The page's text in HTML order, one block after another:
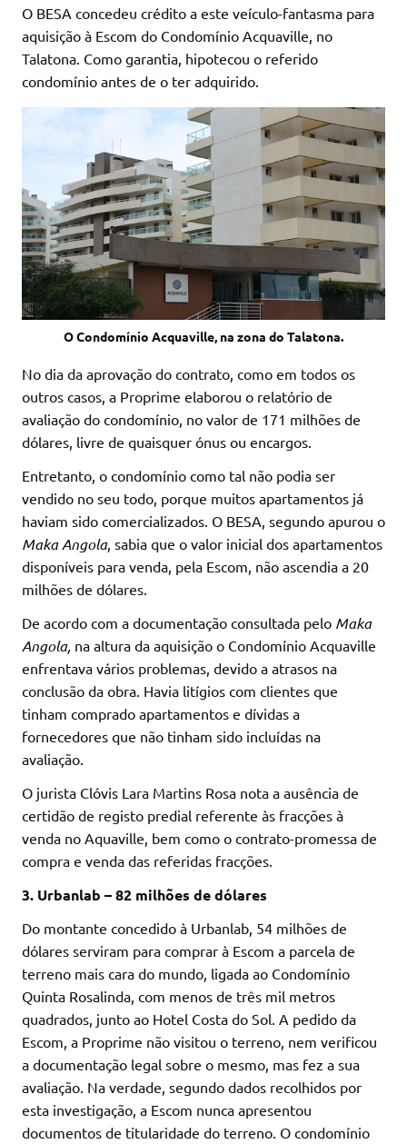
O BESA concedeu crédito a este veículo-fantasma para
aquisição à Escom do Condomínio Acquaville, no
Talatona. Como garantia, hipotecou o referido
condomínio antes de o ter adquirido.
O Condomínio Acquaville, na zona do Talatona.
No dia da aprovação do contrato, como em todos os
outros casos, a Proprime elaborou o relatório de
avaliação do condomínio, no valor de 171 milhões de
dólares, livre de quaisquer ónus ou encargos.
Entretanto, o condomínio como tal não podia ser
vendido no seu todo, porque muitos apartamentos já
haviam sido comercializados. O BESA, segundo apurou o
Maka Angola, sabia que o valor inicial dos apartamentos
disponíveis para venda, pela Escom, não ascendia a 20
milhões de dólares.
De acordo com a documentação consultada pelo Maka
Angola, na altura da aquisição o Condomínio Acquaville
enfrentava vários problemas, devido a atrasos na
conclusão da obra. Havia litígios com clientes que
tinham comprado apartamentos e dívidas a
fornecedores que não tinham sido incluídas na
avaliação.
O jurista Clóvis Lara Martins Rosa nota a ausência de
certidão de registo predial referente às fracções à
venda no Aquaville, bem como o contrato-promessa de
compra e venda das referidas fracções.
3. Urbanlab – 82 milhões de dólares
Do montante concedido à Urbanlab, 54 milhões de
dólares serviram para comprar à Escom a parcela de
terreno mais cara do mundo, ligada ao Condomínio
Quinta Rosalinda, com menos de três mil metros
quadrados, junto ao Hotel Costa do Sol. A pedido da
Escom, a Proprime não visitou o terreno, nem verificou
a documentação legal sobre o mesmo, mas fez a sua
avaliação. Na verdade, segundo dados recolhidos por
esta investigação, a Escom nunca apresentou
documentos de titularidade do terreno. O condomínio